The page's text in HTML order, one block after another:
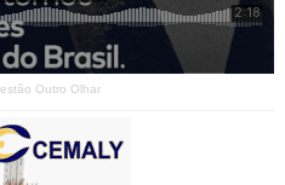
Outro Olhar